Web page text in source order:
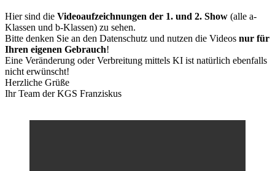
Hier sind die Videoaufzeichnungen der 1. und 2. Show (alle a-
Klassen und b-Klassen) zu sehen.
Bitte denken Sie an den Datenschutz und nutzen die Videos nur für
Ihren eigenen Gebrauch!
Eine Veränderung oder Verbreitung mittels KI ist natürlich ebenfalls
nicht erwünscht!
Herzliche Grüße
Ihr Team der KGS Franziskus